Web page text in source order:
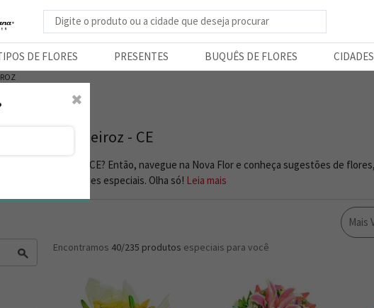
Busca de produtos
DE FLORES PRESENTES BUQUÊS DE FLORES CIDADES
✖
em Arneiroz - CE
em Arneiroz - CE? Então, navegue na Nova Flor e conheça sugestões de
ou ocasiões especiais. Olha só! Leia mais
Mais
Encontramos 40/235 produtos especiais para você